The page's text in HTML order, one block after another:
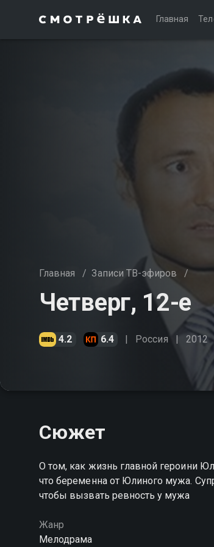
Главная
Главная / Записи ТВ-эфиров /
Четверг, 12-е
4.2 6.4 Россия 2012
Сюжет
О том, как жизнь главной героини
что беременна от Юлиного мужа.
чтобы вызвать ревность у мужа
Жанр
Мелодрама